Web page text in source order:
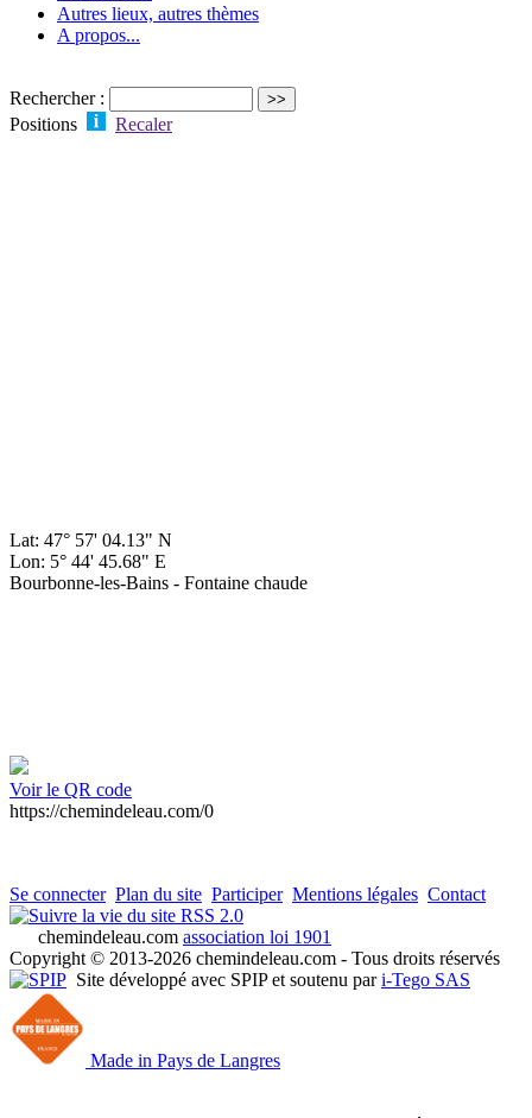
Autres lieux, autres thèmes
A propos...
Rechercher :
Positions
Recaler
Lat: 47° 57' 04.13" N
Lon: 5° 44' 45.68" E
Bourbonne-les-Bains - Fontaine chaude
Voir le QR code
https://chemindeleau.com/0
Se connecter Plan du site Participer Mentions légales Contact
RSS 2.0
chemindeleau.com association loi 1901
Copyright © 2013-2026 chemindeleau.com - Tous droits réservés
Site développé avec SPIP et soutenu pari-Tego SAS
Made in Pays de Langres